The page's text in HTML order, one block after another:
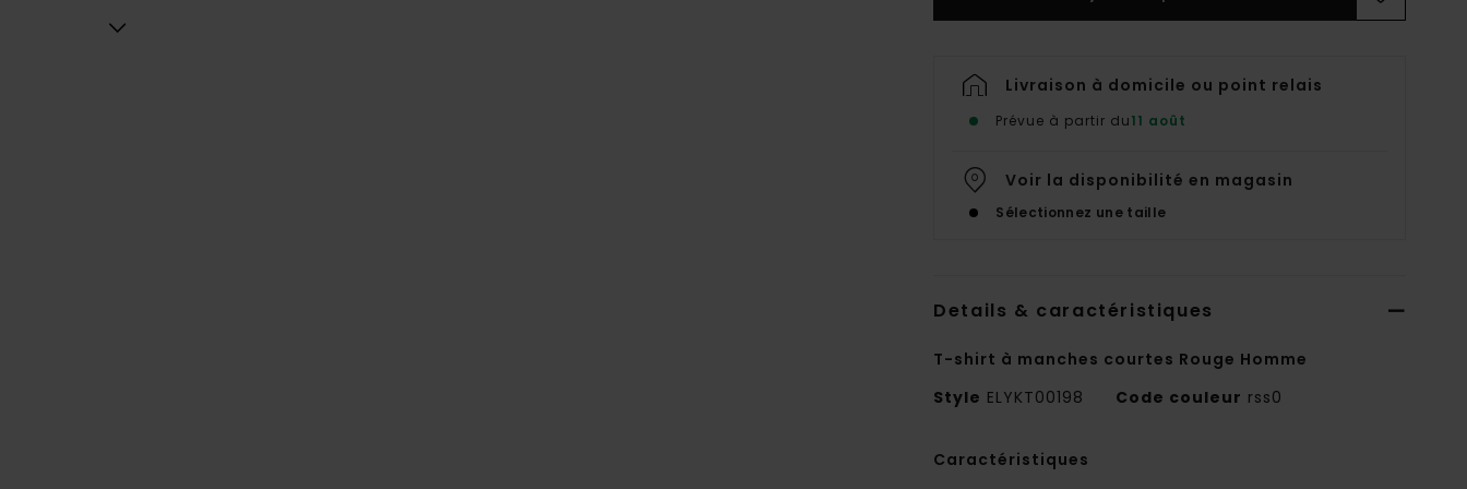
Livraison à domicile ou point relais
Prévue à partir du11 août
Voir la disponibilité en magasin
Sélectionnez une taille
Details & caractéristiques
T-shirt à manches courtes Rouge Homme
Style ELYKT00198 Code couleur rss0
Caractéristiques